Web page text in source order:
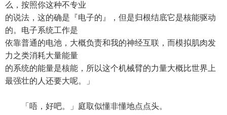
么，按照你这种不专业
的说法，这的确是『电子的』，但是归根结底它是核能驱动
的。电子系统工作是
依靠普通的电池，大概负责和我的神经互联，而模拟肌肉发
力之类消耗大量能量
的系统的能量是核能，所以这个机械臂的力量大概比世界上
最强壮的人还要大呢。」
「唔，好吧。」庭取似懂非懂地点点头。